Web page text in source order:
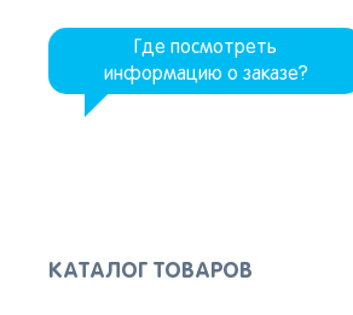
Где посмотреть
информацию о заказе?
КАТАЛОГ ТОВАРОВ